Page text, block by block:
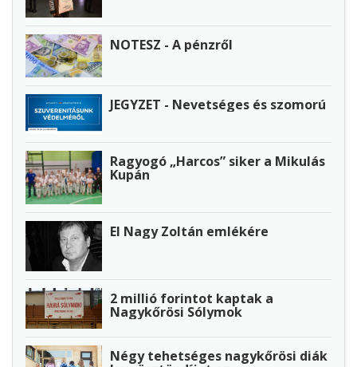
NOTESZ - A pénzről
JEGYZET - Nevetséges és szomorú
Ragyogó „Harcos” siker a Mikulás
Kupán
El Nagy Zoltán emlékére
2 millió forintot kaptak a
Nagykőrösi Sólymok
Négy tehetséges nagykőrösi diák